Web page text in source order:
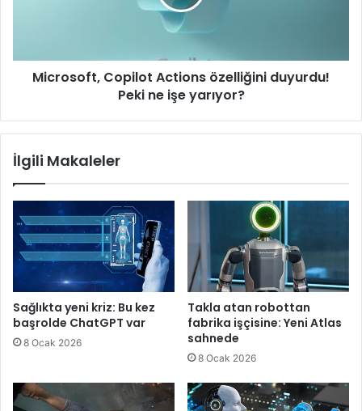
yarıyor?
Microsoft, Copilot Actions özelliğini duyurdu!
Peki ne işe yarıyor?
İlgili Makaleler
Sağlıkta yeni kriz: Bu kez
başrolde ChatGPT var
8 Ocak 2026
Takla atan robottan
fabrika işçisine: Yeni Atlas
sahnede
8 Ocak 2026